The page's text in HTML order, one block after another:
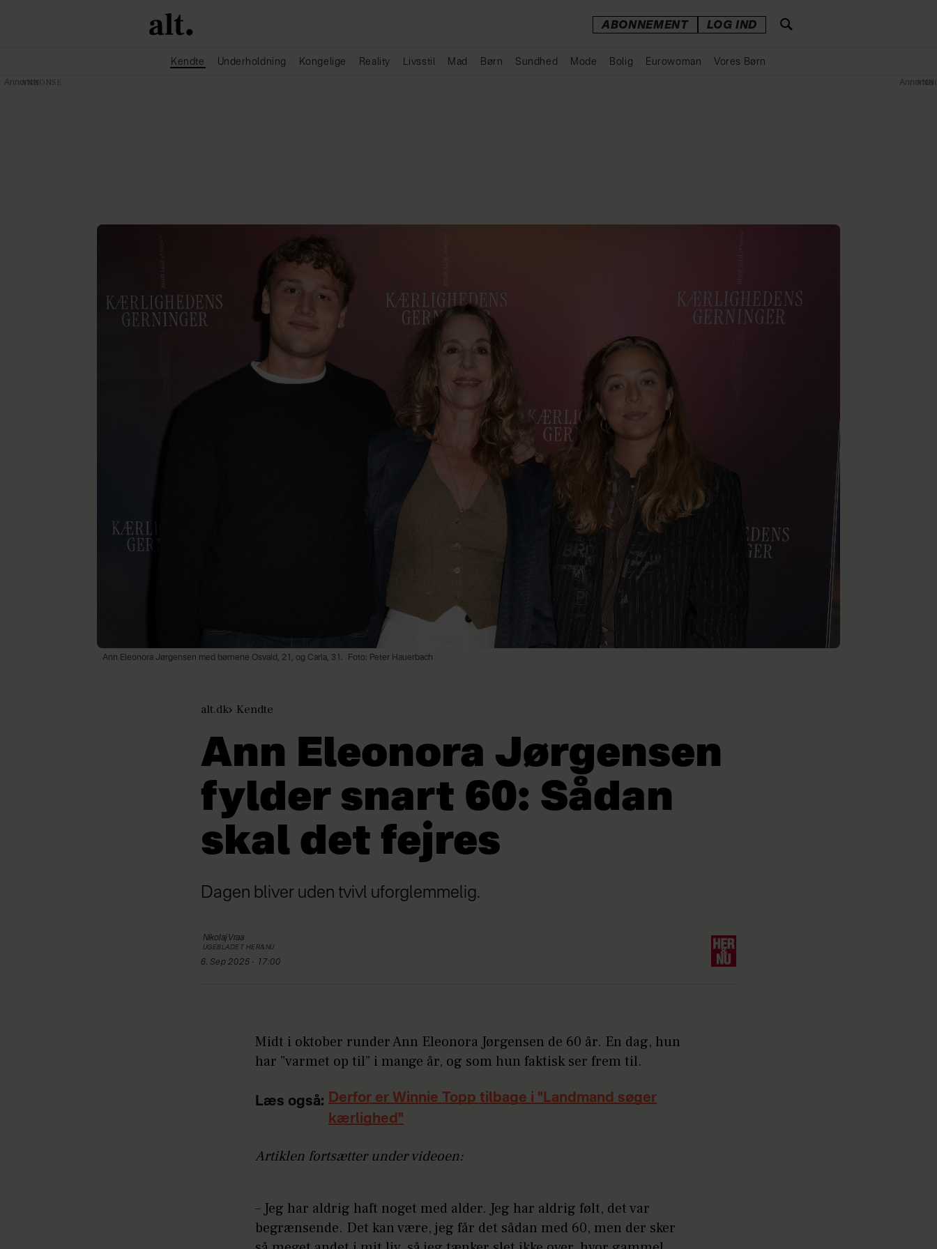
ABONNEMENT LOG IND
Kendte Underholdning Kongelige Reality Livsstil Mad Børn Sundhed Mode Bolig Eurowoman Vores Børn
Ann Eleonora Jørgensen med børnene Osvald, 21, og Carla, 31. Foto: Peter Hauerbach
alt.dk Kendte
Ann Eleonora Jørgensen
fylder snart 60: Sådan
skal det fejres
Dagen bliver uden tvivl uforglemmelig.
Nikolaj Vraa
UGEBLADET HER&NU
6. Sep 2025 - 17:00
Midt i oktober runder Ann Eleonora Jørgensen de 60 år. En dag, hun
har ”varmet op til” i mange år, og som hun faktisk ser frem til.
Læs også: Derfor er Winnie Topp tilbage i "Landmand søger
kærlighed"
Artiklen fortsætter under videoen:
– Jeg har aldrig haft noget med alder. Jeg har aldrig følt, det var
begrænsende. Det kan være, jeg får det sådan med 60, men der sker
Annonce Annonce